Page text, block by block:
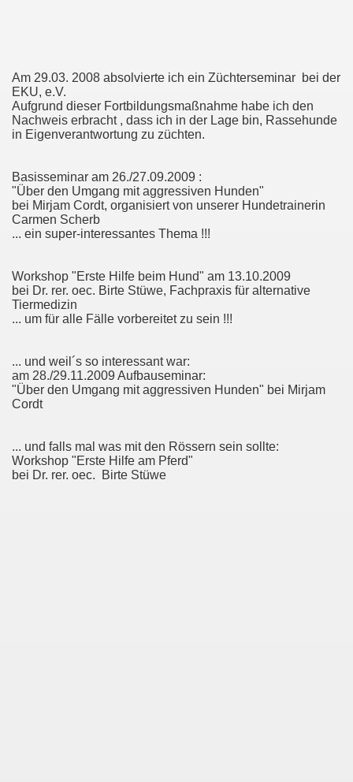
Am 29.03. 2008 absolvierte ich ein Züchterseminar bei der
EKU, e.V.
Aufgrund dieser Fortbildungsmaßnahme habe ich den
Nachweis erbracht , dass ich in der Lage bin, Rassehunde
in Eigenverantwortung zu züchten.
Basisseminar am 26./27.09.2009 :
"Über den Umgang mit aggressiven Hunden"
bei Mirjam Cordt, organisiert von unserer Hundetrainerin
Carmen Scherb
... ein super-interessantes Thema !!!
Workshop "Erste Hilfe beim Hund" am 13.10.2009
bei Dr. rer. oec. Birte Stüwe, Fachpraxis für alternative
Tiermedizin
... um für alle Fälle vorbereitet zu sein !!!
... und weil´s so interessant war:
am 28./29.11.2009 Aufbauseminar:
"Über den Umgang mit aggressiven Hunden" bei Mirjam
Cordt
... und falls mal was mit den Rössern sein sollte:
Workshop "Erste Hilfe am Pferd"
bei Dr. rer. oec. Birte Stüwe